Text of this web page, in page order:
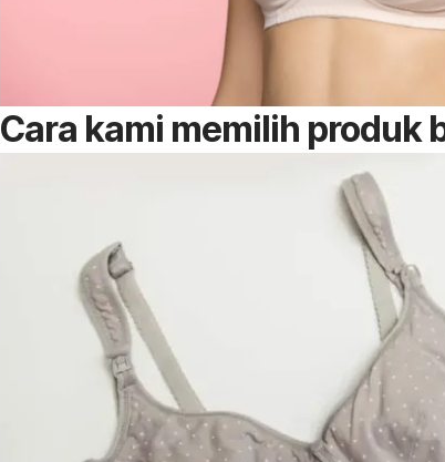
Cara kami memilih produk